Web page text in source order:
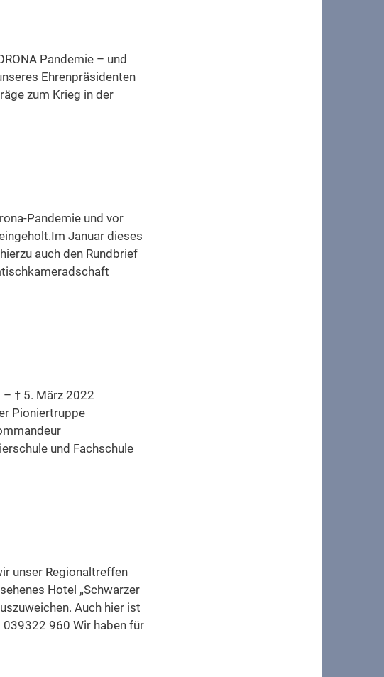
Pandemie – und
Ehrenpräsidenten
zum Krieg in der
Pandemie und vor
Januar dieses
auch den Rundbrief
– † 5. März 2022
Pioniertruppe
und Fachschule
unser Regionaltreffen
Hotel „Schwarzer
Auch hier ist
039322 960 Wir haben für